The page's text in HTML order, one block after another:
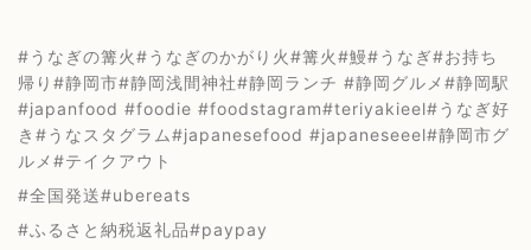
#うなぎの篝火#うなぎのかがり火#篝火#鰻#うなぎ#お持ち
帰り#静岡市#静岡浅間神社#静岡ランチ #静岡グルメ#静岡駅
#japanfood #foodie #foodstagram#teriyakieel#うなぎ好
き#うなスタグラム#japanesefood #japaneseeel#静岡市グ
ルメ#テイクアウト
#全国発送#ubereats
#ふるさと納税返礼品#paypay